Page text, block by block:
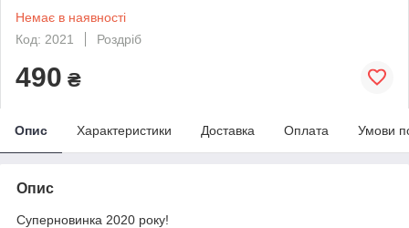
Немає в наявності
Код: 2021
Роздріб
490 ₴
Опис Характеристики Доставка Оплата Умови
Опис
Суперновинка 2020 року!